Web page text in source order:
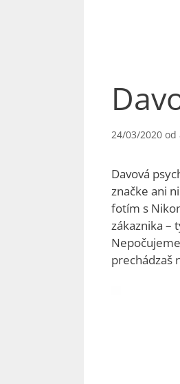
24/03/2020 od
Davová
značke ani
fotím s
zákaznika –
prechádzaš